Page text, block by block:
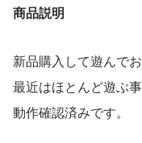
商品説明
新品購入して遊んでお
最近はほとんど遊ぶ
動作確認済みです。